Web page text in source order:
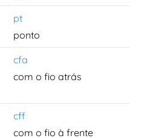
pt
ponto
cfa
com o fio atrás
cff
com o fio à frente